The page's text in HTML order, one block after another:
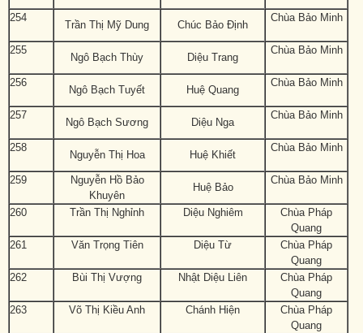
254
Trần Thị Mỹ Dung Chúc Bảo Định
Chùa Bảo Minh
255
Ngô Bạch Thùy Diệu Trang
Chùa Bảo Minh
256
Ngô Bạch Tuyết Huệ Quang
Chùa Bảo Minh
257
Ngô Bạch Sương Diệu Nga
Chùa Bảo Minh
258
Nguyễn Thị Hoa Huệ Khiết
Chùa Bảo Minh
259
Nguyễn Hồ Bảo
Khuyên
Huệ Bảo
Chùa Bảo Minh
260 Trần Thị Nghỉnh Diệu Nghiêm
Chùa Pháp
Quang
261
Văn Trọng Tiên Diệu Từ
Chùa Pháp
Quang
262
Bùi Thị Vượng Nhật Diệu Liên
Chùa Pháp
Quang
263
Võ Thị Kiều Anh Chánh Hiện
Chùa Pháp
Quang